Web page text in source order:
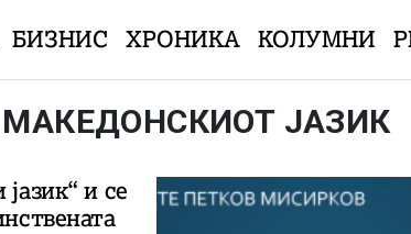
БИЗНИС ХРОНИКА КОЛУМНИ
ЈАЗИК
и се